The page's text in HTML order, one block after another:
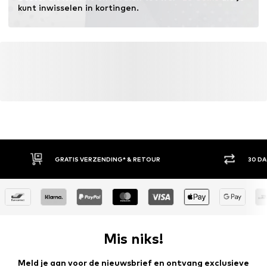
kunt inwisselen in kortingen.
GRATIS VERZENDING* & RETOUR 30
Mis niks!
Meld je aan voor de nieuwsbrief en ontvang exclusieve